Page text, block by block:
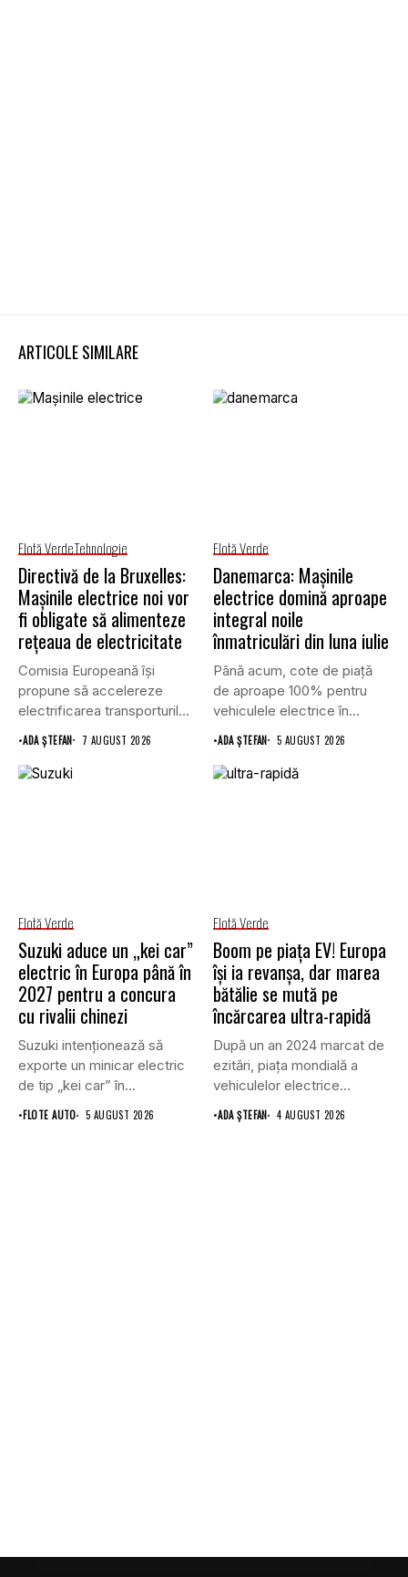
ARTICOLE SIMILARE
Flotă VerdeTehnologie
Directivă de la Bruxelles:
Mașinile electrice noi vor
fi obligate să alimenteze
rețeaua de electricitate
Comisia Europeană își
propune să accelereze
electrificarea transporturilor,
a clădirilor și a...
•ADA ȘTEFAN 7 AUGUST 2026
Flotă Verde
Danemarca: Mașinile
electrice domină aproape
integral noile
înmatriculări din luna iulie
Până acum, cote de piață
de aproape 100% pentru
vehiculele electrice în...
•ADA ȘTEFAN 5 AUGUST 2026
Flotă Verde
Suzuki aduce un „kei car”
electric în Europa până în
2027 pentru a concura
cu rivalii chinezi
Suzuki intenționează să
exporte un minicar electric
de tip „kei car” în...
•FLOTE AUTO 5 AUGUST 2026
Flotă Verde
Boom pe piața EV! Europa
își ia revanșa, dar marea
bătălie se mută pe
încărcarea ultra-rapidă
După un an 2024 marcat de
ezitări, piața mondială a
vehiculelor electrice...
•ADA ȘTEFAN 4 AUGUST 2026